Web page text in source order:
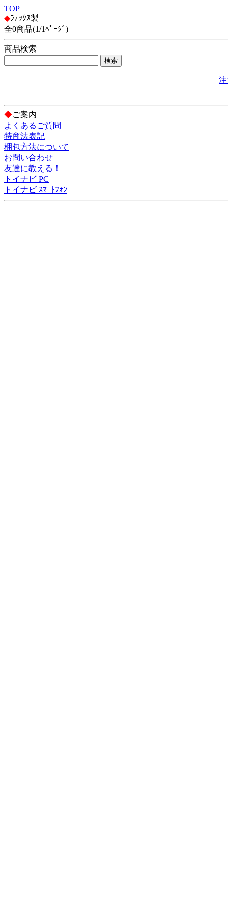
TOP
◆ﾗﾃｯｸｽ製
全0商品(1/1ﾍﾟｰｼﾞ)
商品検索
◆ご案内
よくあるご質問
特商法表記
梱包方法について
お問い合わせ
友達に教える！
トイナビ PC
トイナビ ｽﾏｰﾄﾌｫﾝ